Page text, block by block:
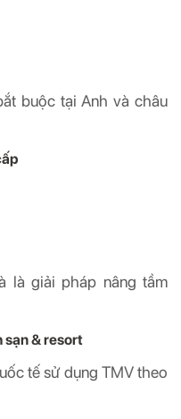
buộc tại Anh và châu
là giải pháp nâng tầm
sạn & resort
tế sử dụng TMV theo